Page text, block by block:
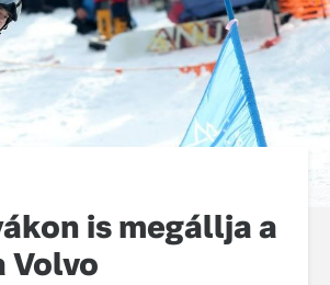
is megállja a
Volvo